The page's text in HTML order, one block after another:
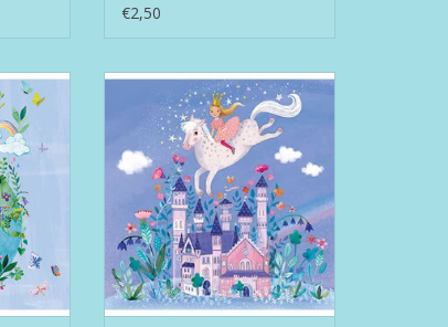
€2,50
EG 12-
Postkaart Edition Gollong EG 12-
1902
TOEVOEGEN AAN WINKELWAGEN